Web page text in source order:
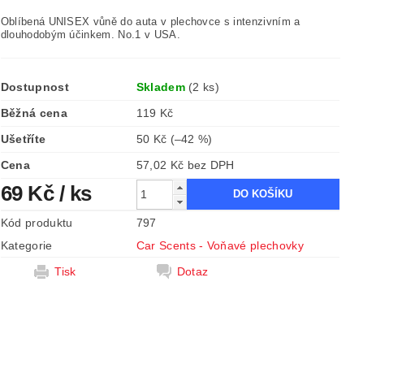
Oblíbená UNISEX vůně do auta v plechovce s intenzivním a
dlouhodobým účinkem. No.1 v USA.
Dostupnost Skladem (2 ks)
Běžná cena
119 Kč
Ušetříte
50 Kč (–42 %)
Cena
57,02 Kč bez DPH
69 Kč / ks
Kód produktu
797
Kategorie
Car Scents - Voňavé plechovky
Tisk
Dotaz